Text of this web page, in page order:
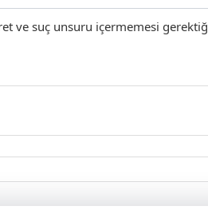
ve suç unsuru içermemesi